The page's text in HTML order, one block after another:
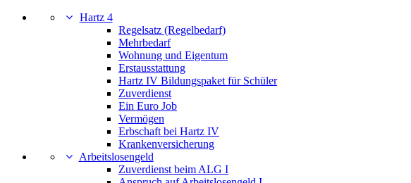
Hartz 4
Regelsatz (Regelbedarf)
Mehrbedarf
Wohnung und Eigentum
Erstausstattung
Hartz IV Bildungspaket für Schüler
Zuverdienst
Ein Euro Job
Vermögen
Erbschaft bei Hartz IV
Krankenversicherung
Arbeitslosengeld
Zuverdienst beim ALG I